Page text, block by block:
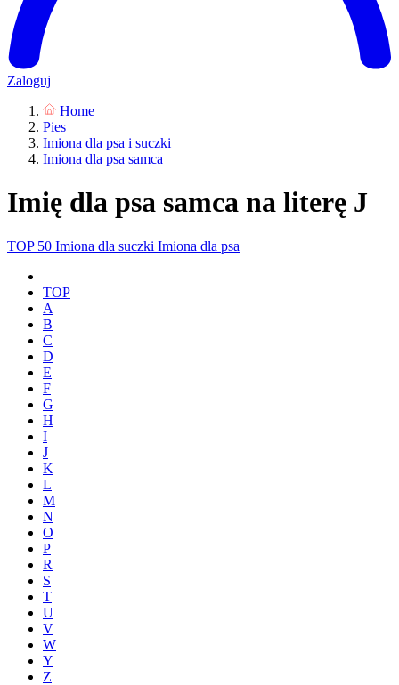
Zaloguj
Home
Pies
Imiona dla psa i suczki
Imiona dla psa samca
Imię dla psa samca na literę J
TOP 50 Imiona dla suczki Imiona dla psa
TOP
A
B
C
D
E
F
G
H
I
J
K
L
M
N
O
P
R
S
T
U
V
W
Y
Z